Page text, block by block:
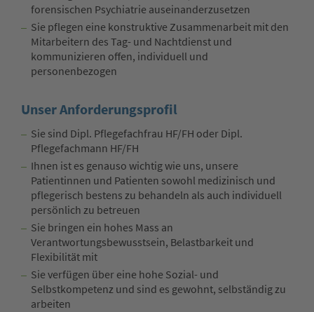
forensischen Psychiatrie auseinanderzusetzen
Sie pflegen eine konstruktive Zusammenarbeit mit den
Mitarbeitern des Tag- und Nachtdienst und
kommunizieren offen, individuell und
personenbezogen
Unser Anforderungsprofil
Sie sind Dipl. Pflegefachfrau HF/FH oder Dipl.
Pflegefachmann HF/FH
Ihnen ist es genauso wichtig wie uns, unsere
Patientinnen und Patienten sowohl medizinisch und
pflegerisch bestens zu behandeln als auch individuell
persönlich zu betreuen
Sie bringen ein hohes Mass an
Verantwortungsbewusstsein, Belastbarkeit und
Flexibilität mit
Sie verfügen über eine hohe Sozial- und
Selbstkompetenz und sind es gewohnt, selbständig zu
arbeiten